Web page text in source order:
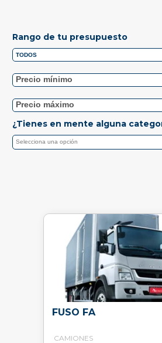
Rango de tu presupuesto
¿Tienes en mente alguna
FUSO FA
CAMIONES